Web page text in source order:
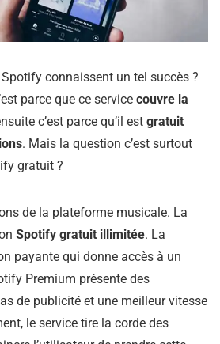
connaissent un tel succès ?
parce que ce service couvre la
c’est parce qu’il est gratuit
. Mais la question c’est surtout
gratuit ?
de la plateforme musicale. La
Spotify gratuit illimitée. La
payante qui donne accès à un
Premium présente des
de publicité et une meilleur vitesse
le service tire la corde des